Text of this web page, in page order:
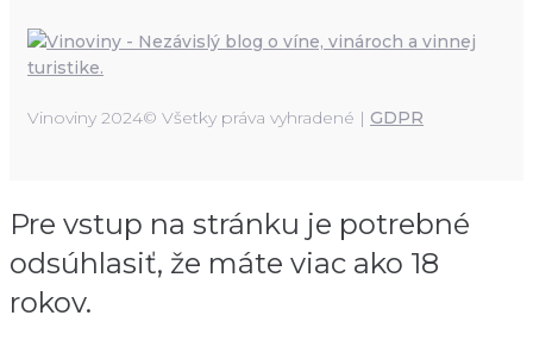
Vinoviny 2024© Všetky práva vyhradené | GDPR
Pre vstup na stránku je potrebné
odsúhlasiť, že máte viac ako 18
rokov.